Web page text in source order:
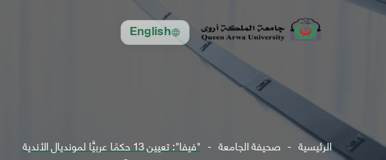
English
الرئيسية صحيفة الجامعة "فيفا": تعيين 13 حكمًا عربيًّا لمونديال الأندية